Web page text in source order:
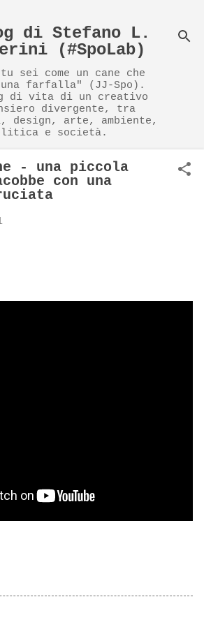
di Stefano L.
(#SpoLab)
sei come un cane che
una farfalla" (JJ-Spo).
di vita di un creativo
divergente, tra
design, arte, ambiente,
e società.
- una piccola
con una